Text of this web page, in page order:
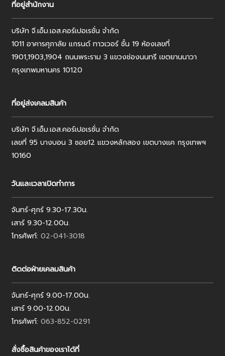
ที่อยู่สำนักงาน
บริษัท จี.เอ็ม.เอส.คอร์เปอเรชั่น จำกัด
1011 อาคารศุภาลัย แกรนด์ ทาวเวอร์ ชั้น 19 ห้องเลขที่
1901,1903,1904 ถนนพระราม 3 แขวงช่องนนทรี เขตยานนาวา
กรุงเทพมหานคร 10120
ที่อยู่ส่งเคลมสินค้า
บริษัท จี.เอ็ม.เอส.คอร์เปอเรชั่น จำกัด
เลขที่ 95 บางบอน 3 ซอย12 แขวงหลักสอง เขตบางแค กรุงเทพฯ
10160
วันและเวลาเปิดทำการ
จันทร์-ศุกร์ 9.30-17.30น.
เสาร์ 9.30-12.00น.
โทรศัพท์: 02-041-3018
ติดต่อฝ่ายเคลมสินค้า
จันทร์-ศุกร์ 9.00-17.00น.
เสาร์ 9.00-12.00น.
โทรศัพท์: 063-852-0291
สั่งซื้อสินค้าของเราได้ที่